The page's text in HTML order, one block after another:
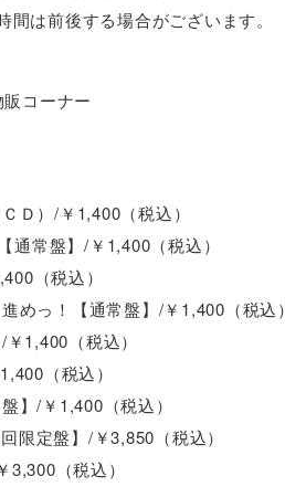
は前後する場合がございます。
コーナー
Ｄ）/￥1,400（税込）
通常盤】/￥1,400（税込）
（税込）
めっ！【通常盤】/￥1,400（税込）
1,400（税込）
（税込）
】/￥1,400（税込）
限定盤】/￥3,850（税込）
（税込）